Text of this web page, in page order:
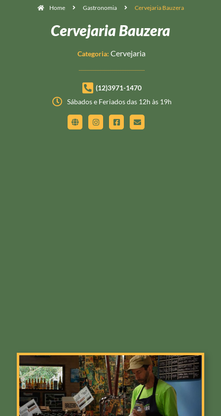
Home Gastronomia Cervejaria Bauzera
Cervejaria Bauzera
Categoria: Cervejaria
(12)3971-1470
Sábados e Feriados das 12h às 19h